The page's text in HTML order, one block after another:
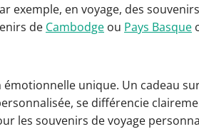
exemple, en voyage, des
de Cambodge ou Pays Basque
unique. Un cadeau
se différencie
les souvenirs de voyage